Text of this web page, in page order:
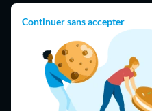
Continuer sans accepter
09 75 18 60